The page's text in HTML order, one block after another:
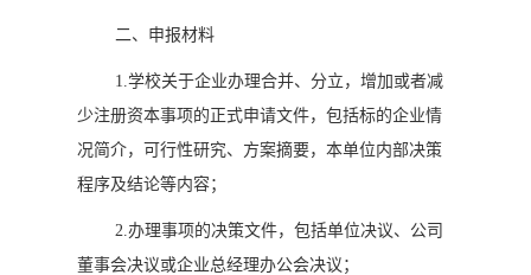
二、申报材料
1.学校关于企业办理合并、分立，增加或者减
少注册资本事项的正式申请文件，包括标的企业情
况简介，可行性研究、方案摘要，本单位内部决策
程序及结论等内容；
2.办理事项的决策文件，包括单位决议、公司
董事会决议或企业总经理办公会决议；